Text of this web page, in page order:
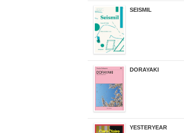
SEISMIL
DORAYAKI
YESTERYEAR